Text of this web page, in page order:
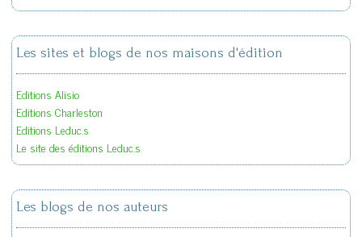
Les sites et blogs de nos maisons d'édition
Editions Alisio
Editions Charleston
Editions Leduc.s
Le site des éditions Leduc.s
Les blogs de nos auteurs